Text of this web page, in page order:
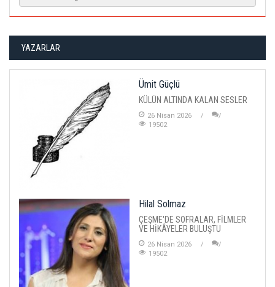
YAZARLAR
Ümit Güçlü
KÜLÜN ALTINDA KALAN SESLER
26 Nisan 2026
19502
Hilal Solmaz
ÇEŞME'DE SOFRALAR, FİLMLER
VE HİKÂYELER BULUŞTU
26 Nisan 2026
19502